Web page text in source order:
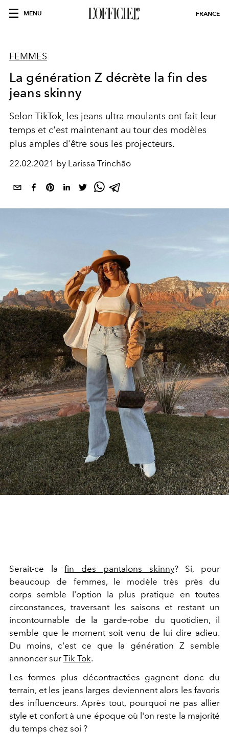
MENU FRANCE
FEMMES
La génération Z décrète la fin des
jeans skinny
Selon TikTok, les jeans ultra moulants ont fait leur
temps et c'est maintenant au tour des modèles
plus amples d'être sous les projecteurs.
22.02.2021 by Larissa Trinchão
Serait-ce lafin des pantalons skinny? Si, pour
beaucoup de femmes, le modèle très près du
corps semble l'option la plus pratique en toutes
circonstances, traversant les saisons et restant un
incontournable de la garde-robe du quotidien, il
semble que le moment soit venu de lui dire adieu.
Du moins, c'est ce que la génération Z semble
annoncer sur Tik Tok.
Les formes plus décontractées gagnent donc du
terrain, et les jeans larges deviennent alors les favoris
des influenceurs. Après tout, pourquoi ne pas allier
style et confort à une époque où l'on reste la majorité
du temps chez soi ?